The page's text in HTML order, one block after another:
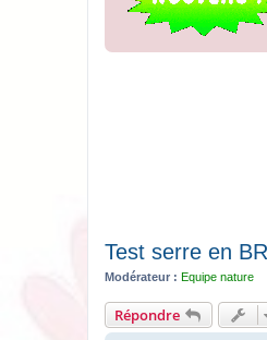
Test serre en
Modérateur : Equipe nature
Répondre